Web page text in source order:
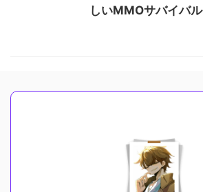
しいMMOサバイバル